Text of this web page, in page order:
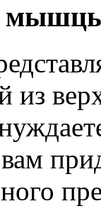
из
вам